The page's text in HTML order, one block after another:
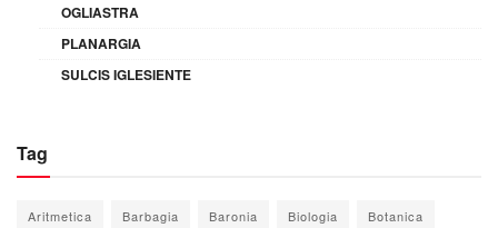
OGLIASTRA
PLANARGIA
SULCIS IGLESIENTE
Tag
Aritmetica Barbagia Baronia Biologia Botanica